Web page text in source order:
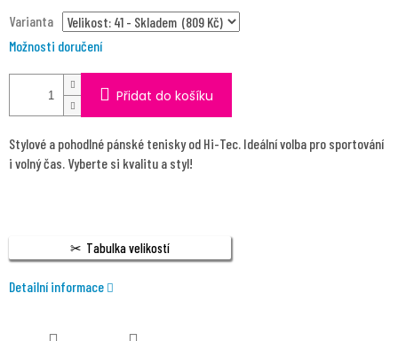
Varianta
Možnosti doručení
Přidat do košíku
Stylové a pohodlné pánské tenisky od Hi-Tec. Ideální volba pro sportování
i volný čas. Vyberte si kvalitu a styl!
Tabulka velikostí
Detailní informace